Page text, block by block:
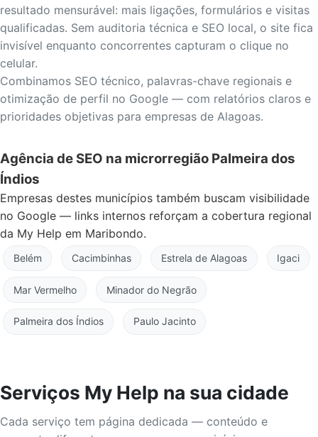
resultado mensurável: mais ligações, formulários e visitas
qualificadas. Sem auditoria técnica e SEO local, o site fica
invisível enquanto concorrentes capturam o clique no
celular.
Combinamos SEO técnico, palavras-chave regionais e
otimização de perfil no Google — com relatórios claros e
prioridades objetivas para empresas de Alagoas.
Agência de SEO na microrregião Palmeira dos
Índios
Empresas destes municípios também buscam visibilidade
no Google — links internos reforçam a cobertura regional
da My Help em Maribondo.
Belém Cacimbinhas Estrela de Alagoas Igaci
Mar Vermelho Minador do Negrão
Palmeira dos Índios Paulo Jacinto
Serviços My Help na sua cidade
Cada serviço tem página dedicada — conteúdo e